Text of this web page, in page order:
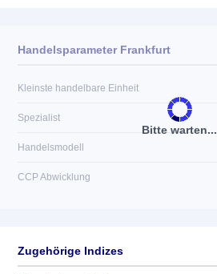
Bitte warten...
Handelsparameter Frankfurt
Kleinste handelbare Einheit
Spezialist
Handelsmodell
CCP Abwicklung
Zugehörige Indizes